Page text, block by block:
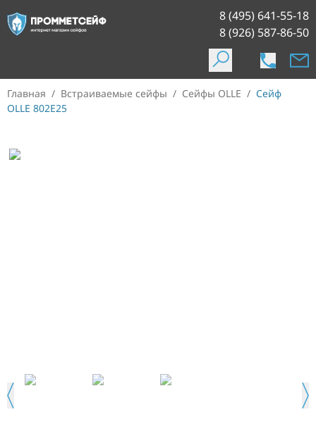
8 (495) 641-55-18
8 (926) 587-86-50
Главная / Встраиваемые сейфы / Сейфы OLLE / Сейф
OLLE 802E25